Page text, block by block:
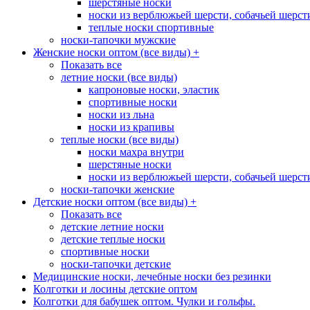
шерстяные носки
носки из верблюжьей шерсти, собачьей
теплые носки спортивные
носки-тапочки мужские
Женские носки оптом (все виды) +
Показать все
летние носки (все виды)
капроновые носки, эластик
спортивные носки
носки из льна
носки из крапивы
теплые носки (все виды)
носки махра внутри
шерстяные носки
носки из верблюжьей шерсти, собачьей
носки-тапочки женские
Детские носки оптом (все виды) +
Показать все
детские летние носки
детские теплые носки
спортивные носки
носки-тапочки детские
Медицинские носки, лечебные носки без резинки
Колготки и лосины детские оптом
Колготки для бабушек оптом. Чулки и гольфы.